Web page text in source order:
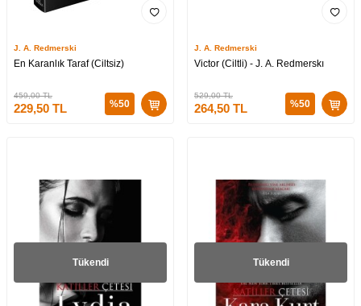
J. A. Redmerski
En Karanlık Taraf (Ciltsiz)
459,00TL
229,50 TL %50
J. A. Redmerski
Victor (Ciltli) - J. A. Redmerskı
529,00TL
264,50 TL %50
Tükendi Tükendi